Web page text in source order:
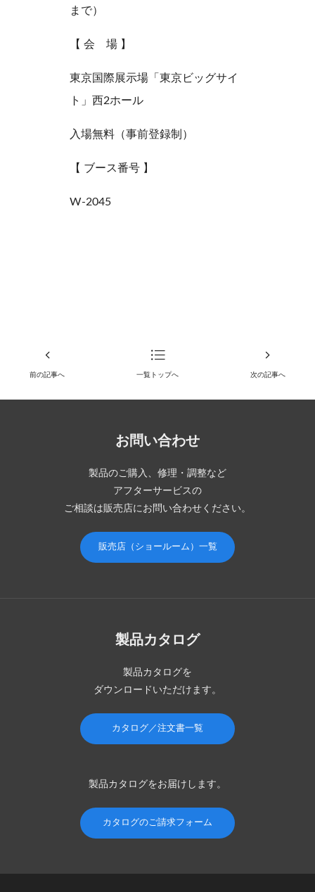
まで）
【 会 場 】
東京国際展示場「東京ビッグサイ
ト」西2ホール
入場無料（事前登録制）
【 ブース番号 】
W-2045
前の記事へ 一覧トップへ 次の記事へ
お問い合わせ
製品のご購入、修理・調整など
アフターサービスの
ご相談は販売店にお問い合わせください。
販売店（ショールーム）一覧
製品カタログ
製品カタログを
ダウンロードいただけます。
カタログ／注文書一覧
製品カタログをお届けします。
カタログのご請求フォーム